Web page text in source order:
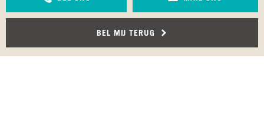
BEL MIJ TERUG